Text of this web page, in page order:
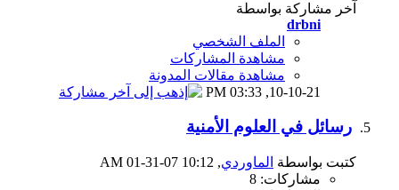
آخر مشاركة بواسطة
drbni
الملف الشخصي
مشاهدة المشاركات
مشاهدة مقالات المدونة
10-10-21,
03:33 PM
رسائل في العلوم الأمنية
كتبت بواسطة الماوردي‏, 01-31-07 10:12 AM
مشاركات: 8